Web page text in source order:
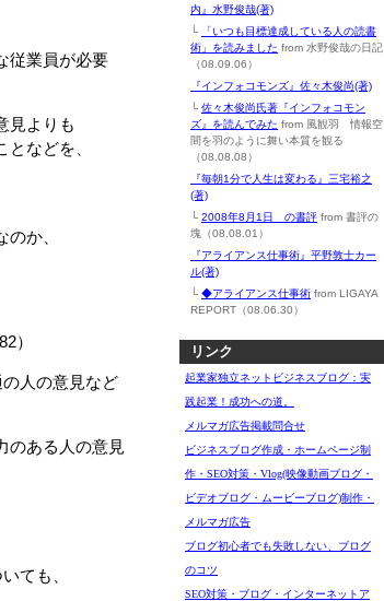
内』水野俊哉(著)
└
「いつも目標達成している人の読書
術」を読みました from 水野俊哉の日記
（08.09.06）
『インフォコモンズ』佐々木俊尚(著)
└ 佐々木俊尚氏著『インフォコモン
ズ』を読んでみた from 風観羽 情報空
間を羽のように舞い本質を観る
（08.08.08）
『毎朝1分で人生は変わる』三宅裕之
(著)
└ 2008年8月1日 の書評 from 書評の
塊（08.08.01）
『アライアンス仕事術』平野敦士カー
ル(著)
└ ◆アライアンス仕事術 from LIGAYA
REPORT（08.06.30）
リンク
起業家独立ネットビジネスブログ：実
践起業！成功への道。
メルマガ広告掲載問合せ
ビジネスブログ作成・ホームページ制
作・SEO対策・Vlog(映像動画ブログ・
ビデオブログ・ムービーブログ)制作・
メルマガ広告
ブログ初心者でも失敗しない、ブログ
のコツ
SEO対策・ブログ・インターネットア
従業員が必要
見よりも
などを、
か、
）
人の意見など
のある人の意見
ても、